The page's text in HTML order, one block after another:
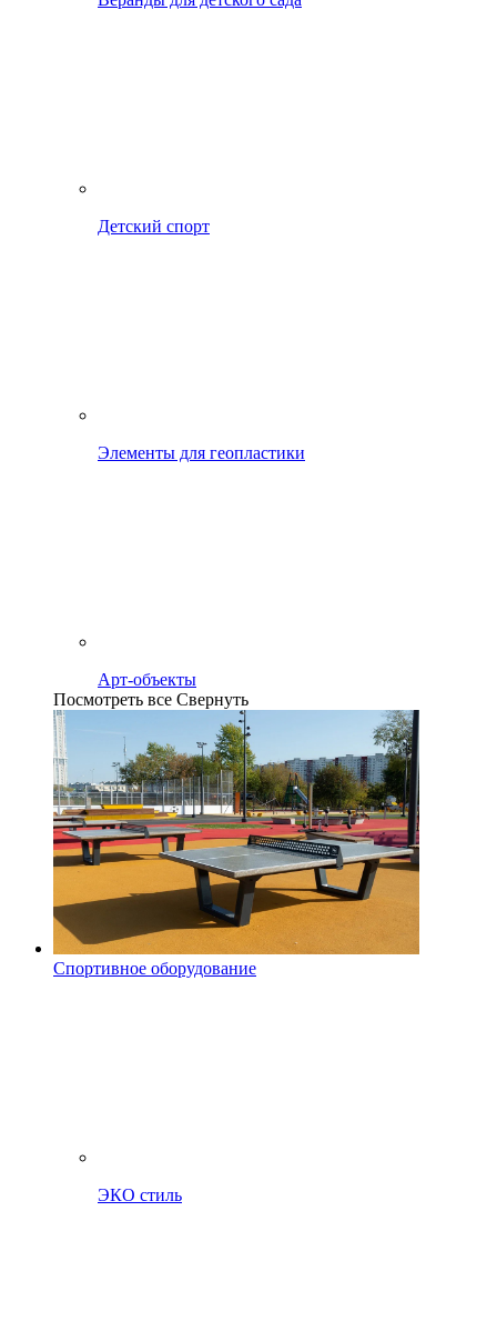
Детский спорт
Элементы для геопластики
Арт-объекты
Посмотреть все Свернуть
Спортивное оборудование
ЭКО стиль